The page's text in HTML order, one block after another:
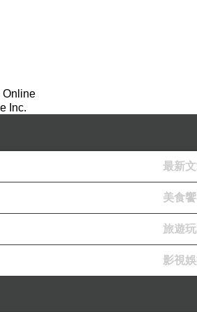
Online
Inc.
最新
美食
旅遊
影視